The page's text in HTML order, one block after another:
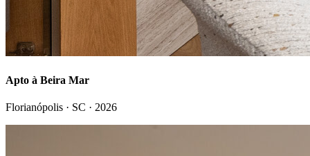
Apto à Beira Mar
Florianópolis · SC · 2026